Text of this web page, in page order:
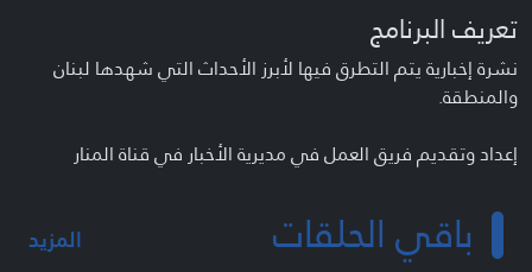
تعريف البرنامج
نشرة إخبارية يتم التطرق فيها لأبرز الأحداث التي شهدها لبنان
والمنطقة.
إعداد وتقديم فريق العمل في مديرية الأخبار في قناة المنار
باقي الحلقات المزيد